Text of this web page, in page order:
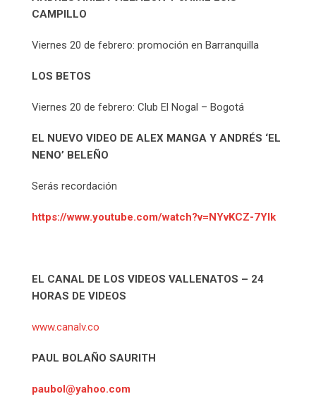
CAMPILLO
Viernes 20 de febrero: promoción en Barranquilla
LOS BETOS
Viernes 20 de febrero: Club El Nogal – Bogotá
E L NUEVO VIDEO DE ALEX MANGA Y ANDRÉS ‘EL
NENO’ BELEÑO
Serás recordación
https://www.youtube.com/watch?v=NYvKCZ-7Ylk
EL CANAL DE LOS VIDEOS VALLENATOS – 24
HORAS DE VIDEOS
www.canalv.co
PAUL BOLAÑO SAURITH
paubol@yahoo.com